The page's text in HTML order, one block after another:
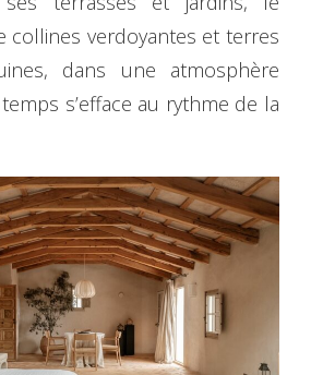
collines verdoyantes et terres
dans une atmosphère
s’efface au rythme de la